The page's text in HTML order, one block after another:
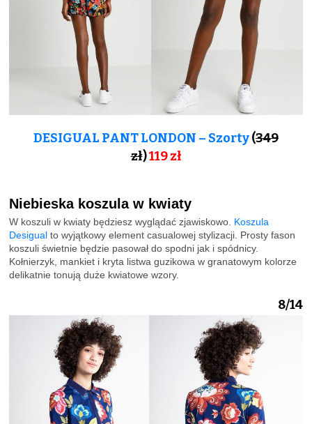
DESIGUAL PANT LONDON – Szorty(349
zł)119zł
Niebieska koszula w kwiaty
W koszuli w kwiaty będziesz wyglądać zjawiskowo. Koszula
Desigual to wyjątkowy element casualowej stylizacji. Prosty fason
koszuli świetnie będzie pasował do spodni jak i spódnicy.
Kołnierzyk, mankiet i kryta listwa guzikowa w granatowym kolorze
delikatnie tonują duże kwiatowe wzory.
8/14